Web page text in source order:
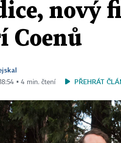
nový
Coenů
▪ 4 min. čtení PŘEHRÁT